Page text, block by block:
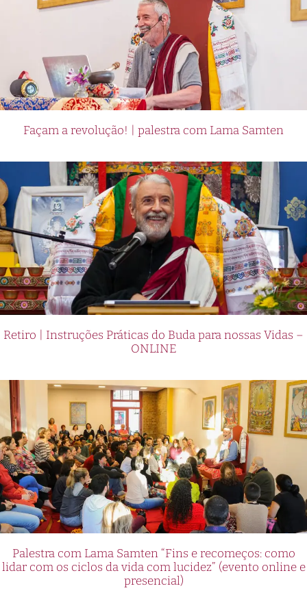
Façam a revolução! | palestra com Lama Samten
Retiro | Instruções Práticas do Buda para nossas Vidas –
ONLINE
Palestra com Lama Samten “Fins e recomeços: como
lidar com os ciclos da vida com lucidez” (evento online e
presencial)